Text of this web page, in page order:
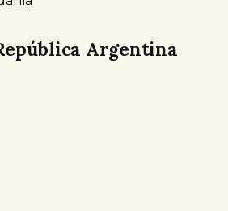
Argentina